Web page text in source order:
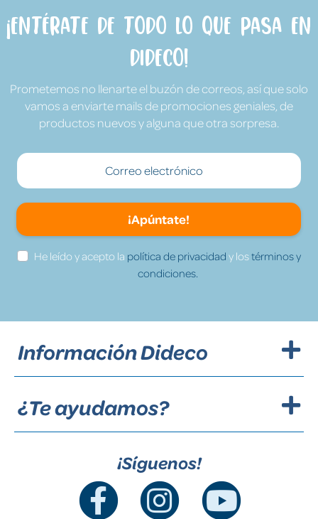
¡Entérate de todo lo que pasa en
Dideco!
Prometemos no llenarte el buzón de correos, así que solo
vamos a enviarte mails de promociones geniales, de
productos nuevos y alguna que otra sorpresa.
¡Apúntate!
He leído y acepto la política de privacidad y lostérminos y
condiciones.
Información Dideco
¿Te ayudamos?
¡Síguenos!